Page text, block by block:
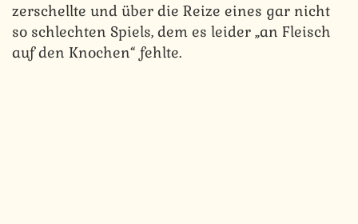
zerschellte und über die Reize eines gar nicht
so schlechten Spiels, dem es leider „an Fleisch
auf den Knochen“ fehlte.